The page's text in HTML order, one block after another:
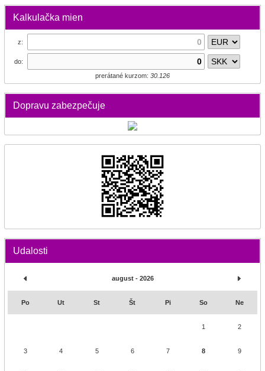
Kalkulačka mien
z:
do:
prerátané kurzom: 30.126
Dopravu zabezpečuje
Udalosti
august - 2026
Po Ut St Št Pi So Ne
1 2
3 4 5 6 7 8 9